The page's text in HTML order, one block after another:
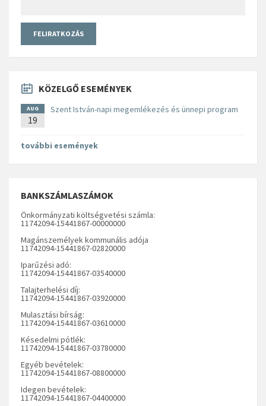
KÖZELGŐ ESEMÉNYEK
AUG
19
Szent István-napi megemlékezés és ünnepi program
további események
BANKSZÁMLASZÁMOK
Önkormányzati költségvetési számla:
11742094-15441867-00000000
Magánszemélyek kommunális adója
11742094-15441867-02820000
Iparűzési adó:
11742094-15441867-03540000
Talajterhelési díj:
11742094-15441867-03920000
Mulasztási bírság:
11742094-15441867-03610000
Késedelmi pótlék:
11742094-15441867-03780000
Egyéb bevételek:
11742094-15441867-08800000
Idegen bevételek:
11742094-15441867-04400000